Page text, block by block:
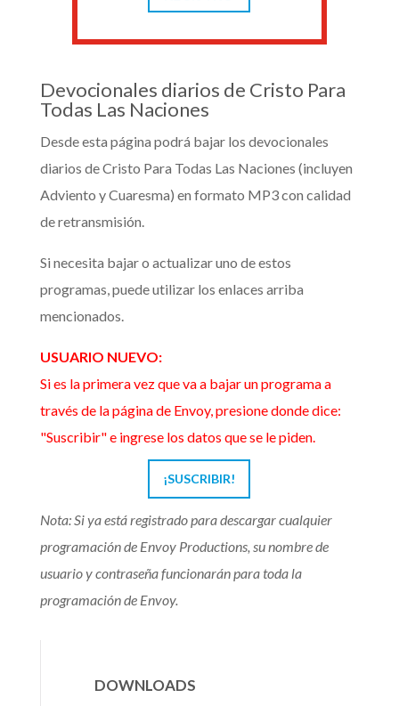
Devocionales diarios de Cristo Para
Todas Las Naciones
Desde esta página podrá bajar los devocionales
diarios de Cristo Para Todas Las Naciones (incluyen
Adviento y Cuaresma) en formato MP3 con calidad
de retransmisión.
Si necesita bajar o actualizar uno de estos
programas, puede utilizar los enlaces arriba
mencionados.
USUARIO NUEVO:
Si es la primera vez que va a bajar un programa a
través de la página de Envoy, presione donde dice:
"Suscribir" e ingrese los datos que se le piden.
¡SUSCRIBIR!
Nota: Si ya está registrado para descargar cualquier
programación de Envoy Productions, su nombre de
usuario y contraseña funcionarán para toda la
programación de Envoy.
DOWNLOADS